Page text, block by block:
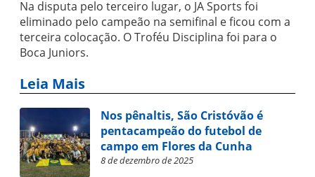
Na disputa pelo terceiro lugar, o JA Sports foi
eliminado pelo campeão na semifinal e ficou com a
terceira colocação. O Troféu Disciplina foi para o
Boca Juniors.
Leia Mais
Nos pênaltis, São Cristóvão é
pentacampeão do futebol de
campo em Flores da Cunha
8 de dezembro de 2025